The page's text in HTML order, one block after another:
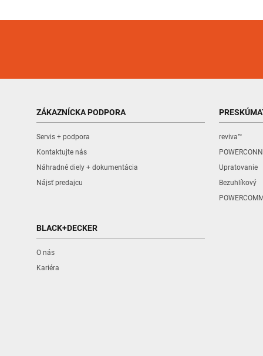
ZÁKAZNÍCKA PODPORA
Servis + podpora
Kontaktujte nás
Náhradné diely + dokumentácia
Nájsť predajcu
reviva™
Upratovanie
Bezuhlíkový
BLACK+DECKER
O nás
Kariéra